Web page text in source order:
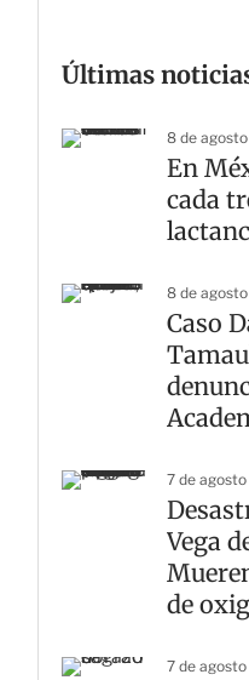
Últimas
8 de
En
cada
8 de
Caso
7 de
Vega
de
7 de